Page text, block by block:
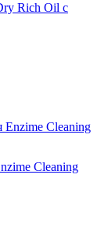
Rich Oil с
Cleaning